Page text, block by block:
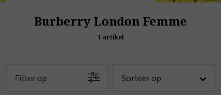
Burberry London Femme
1 artikel
Filter op Sorteer op